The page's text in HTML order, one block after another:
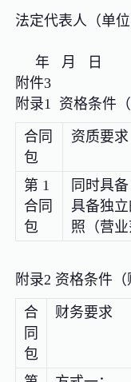
法定代表人（单
年 月 日
附件3
附录1 资格条件
合同
包
资质要求
第 1
合同
包
同时具备
具备独
照（营
附录2 资格条件（
合
同
包
财务要求